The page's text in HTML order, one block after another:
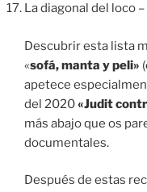
La diagonal del loco
Descubrir esta lista
«sofá, manta y peli»
apetece
del 2020«Judit
más abajo que os
documentales.
Después de estas